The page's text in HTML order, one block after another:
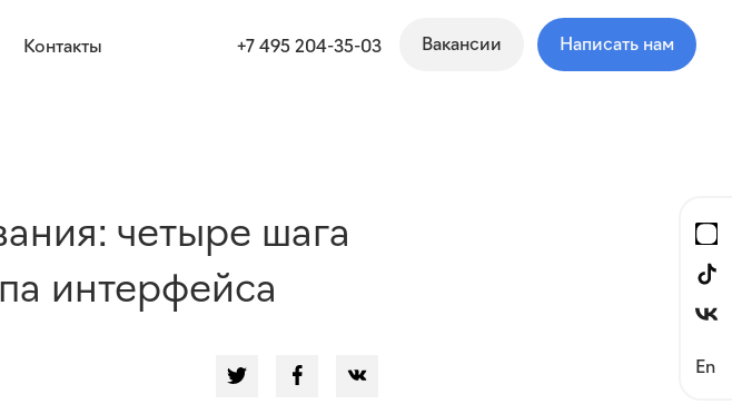
Контакты +7 495 204-35-03 Вакансии Написать нам
En
четыре шага
интерфейса